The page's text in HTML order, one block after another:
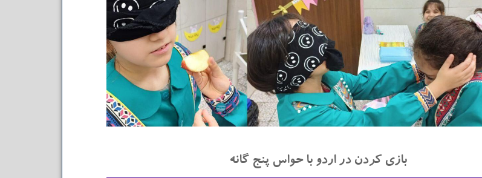
بازی کردن در اردو با حواس‌ پنج گانه